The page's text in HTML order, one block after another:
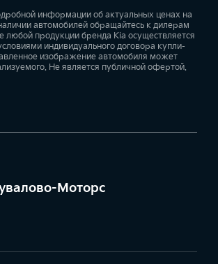
информации об актуальных ценах на
автомобилей обращайтесь к дилерам
любой продукции бренда Kia осуществляется
индивидуального договора купли-
изображение автомобиля может
Не является публичной офертой.
Моторс